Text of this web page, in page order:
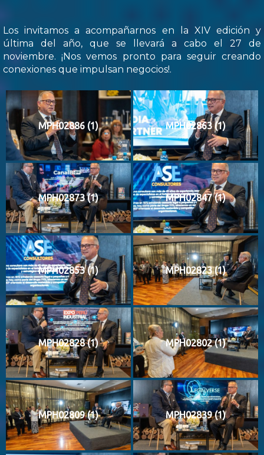
Los invitamos a acompañarnos en la XIV edición y
última del año, que se llevará a cabo el 27 de
noviembre. ¡Nos vemos pronto para seguir creando
conexiones que impulsan negocios!.
MPH02886 (1) MPH02863 (1)
MPH02873 (1) MPH02847 (1)
MPH02853 (1) MPH02823 (1)
MPH02828 (1) MPH02802 (1)
MPH02809 (1) MPH02839 (1)